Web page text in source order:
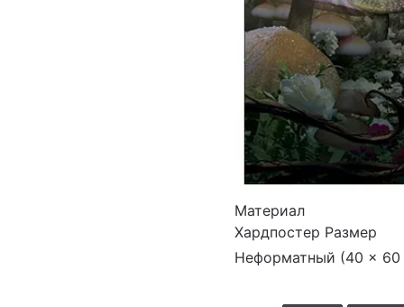
Материал
Хардпостер Размер
Неформатный (40 ×